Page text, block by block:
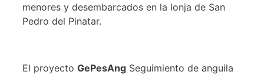
menores y desembarcados en la lonja de San
Pedro del Pinatar.
El proyecto GePesAng Seguimiento de anguila